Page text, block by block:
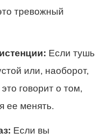
тревожный
Если тушь
или, наоборот,
говорит о том,
ее менять.
Если вы